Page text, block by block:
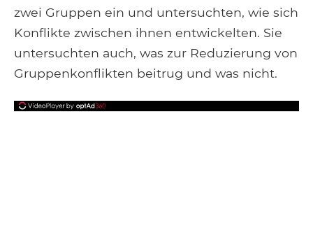
zwei Gruppen ein und untersuchten, wie sich
Konflikte zwischen ihnen entwickelten. Sie
untersuchten auch, was zur Reduzierung von
Gruppenkonflikten beitrug und was nicht.